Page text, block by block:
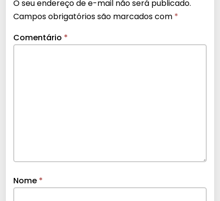
O seu endereço de e-mail não será publicado.
Campos obrigatórios são marcados com *
Comentário *
Nome *